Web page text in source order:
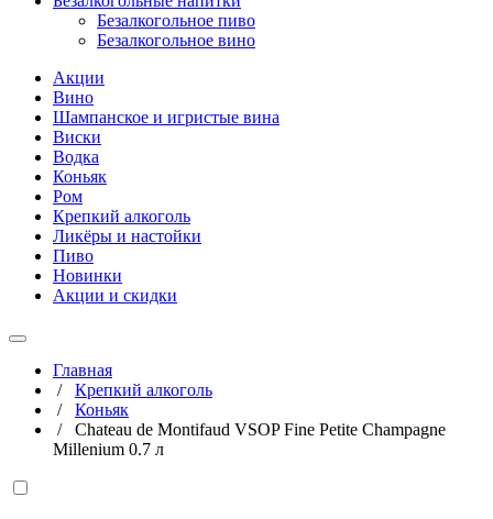
Безалкогольное пиво
Безалкогольное вино
Акции
Вино
Шампанское и игристые вина
Виски
Водка
Коньяк
Ром
Крепкий алкоголь
Ликёры и настойки
Пиво
Новинки
Акции и скидки
Главная
/ Крепкий алкоголь
/ Коньяк
/ Chateau de Montifaud VSOP Fine Petite Champagne
Millenium 0.7 л